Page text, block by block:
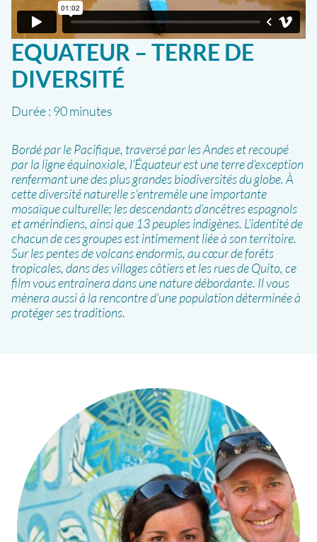
EQUATEUR – TERRE DE
DIVERSITÉ
Durée : 90 minutes
Bordé par le Pacifique, traversé par les Andes et recoupé
par la ligne équinoxiale, l’Équateur est une terre d’exception
renfermant une des plus grandes biodiversités du globe. À
cette diversité naturelle s'entremêle une importante
mosaïque culturelle; les descendants d’ancêtres espagnols
et amérindiens, ainsi que 13 peuples indigènes. L’identité de
chacun de ces groupes est intimement liée à son territoire.
Sur les pentes de volcans endormis, au cœur de forêts
tropicales, dans des villages côtiers et les rues de Quito, ce
film vous entraînera dans une nature débordante. Il vous
mènera aussi à la rencontre d’une population déterminée à
protéger ses traditions.